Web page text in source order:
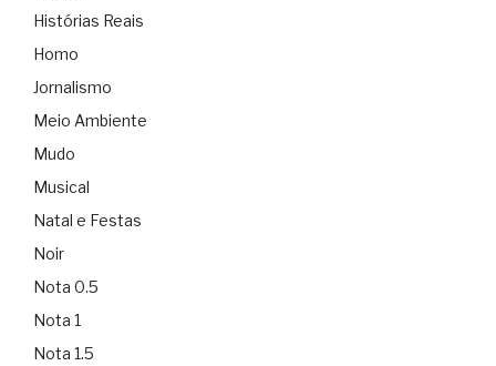
Histórias Reais
Homo
Jornalismo
Meio Ambiente
Mudo
Musical
Natal e Festas
Noir
Nota 0.5
Nota 1
Nota 1.5